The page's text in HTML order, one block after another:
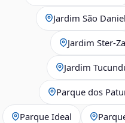
Jardim São Daniel
Jardim Ster‑Za
Jardim
Parque dos
Parque Ideal